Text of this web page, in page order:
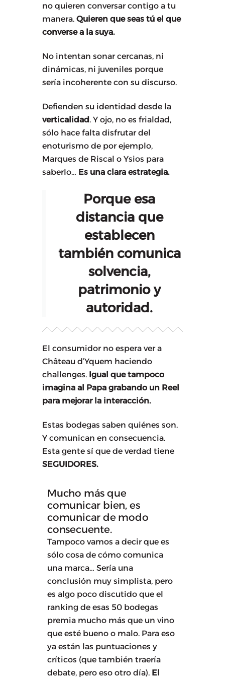
no quieren conversar contigo a tu
manera. Quieren que seas tú el que
converse a la suya.
No intentan sonar cercanas, ni
dinámicas, ni juveniles porque
sería incoherente con su discurso.
Defienden su identidad desde la
verticalidad. Y ojo, no es frialdad,
sólo hace falta disfrutar del
enoturismo de por ejemplo,
Marques de Riscal o Ysios para
saberlo… Es una clara estrategia.
Porque esa
distancia que
establecen
también comunica
solvencia,
patrimonio y
autoridad.
El consumidor no espera ver a
Château d’Yquem haciendo
challenges. Igual que tampoco
imagina al Papa grabando un Reel
para mejorar la interacción.
Estas bodegas saben quiénes son.
Y comunican en consecuencia.
Esta gente sí que de verdad tiene
SEGUIDORES.
Mucho más que
comunicar bien, es
comunicar de modo
consecuente.
Tampoco vamos a decir que es
sólo cosa de cómo comunica
una marca… Sería una
conclusión muy simplista, pero
es algo poco discutido que el
ranking de esas 50 bodegas
premia mucho más que un vino
que esté bueno o malo. Para eso
ya están las puntuaciones y
críticos (que también traería
debate, pero eso otro día). El